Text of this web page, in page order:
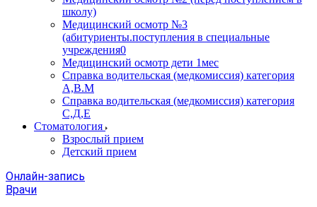
школу)
Медицинский осмотр №3
(абитуриенты.поступления в специальные
учреждения0
Медицинский осмотр дети 1мес
Справка водительская (медкомиссия) категория
А,В.М
Справка водительская (медкомиссия) категория
С,Д,Е
Стоматология
Взрослый прием
Детский прием
Онлайн-запись
Врачи